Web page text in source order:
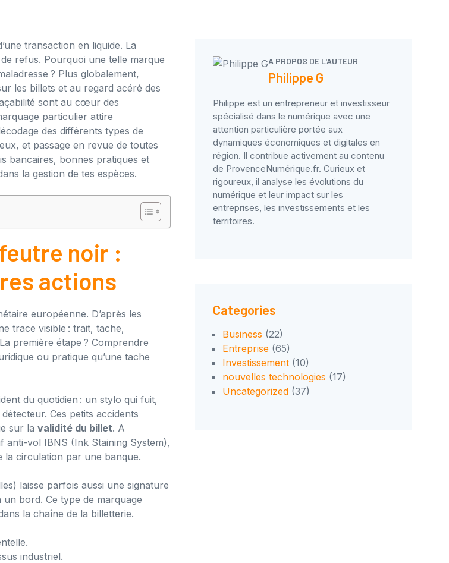
transaction en liquide. La
refus. Pourquoi une telle marque
? Plus globalement,
les billets et au regard acéré des
sont au cœur des
particulier attire
des différents types de
et passage en revue de toutes
bancaires, bonnes pratiques et
la gestion de tes espèces.
noir :
actions
européenne. D’après les
trace visible : trait, tache,
première étape ? Comprendre
ou pratique qu’une tache
du quotidien : un stylo qui fuit,
Ces petits accidents
sur la validité du billet. A
anti-vol IBNS (Ink Staining System),
la circulation par une banque.
laisse parfois aussi une signature
bord. Ce type de marquage
la chaîne de la billetterie.
industriel.
A PROPOS DE L'AUTEUR
Philippe G
Philippe est un entrepreneur et investisseur
spécialisé dans le numérique avec une
attention particulière portée aux
dynamiques économiques et digitales en
région. Il contribue activement au contenu
de ProvenceNumérique.fr. Curieux et
rigoureux, il analyse les évolutions du
numérique et leur impact sur les
entreprises, les investissements et les
territoires.
Categories
Business (22)
Entreprise (65)
Investissement (10)
nouvelles technologies (17)
Uncategorized (37)